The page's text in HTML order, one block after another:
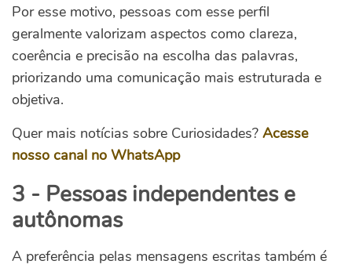
Por esse motivo, pessoas com esse perfil
geralmente valorizam aspectos como clareza,
coerência e precisão na escolha das palavras,
priorizando uma comunicação mais estruturada e
objetiva.
Quer mais notícias sobre Curiosidades? Acesse
nosso canal no WhatsApp
3 - Pessoas independentes e
autônomas
A preferência pelas mensagens escritas também é